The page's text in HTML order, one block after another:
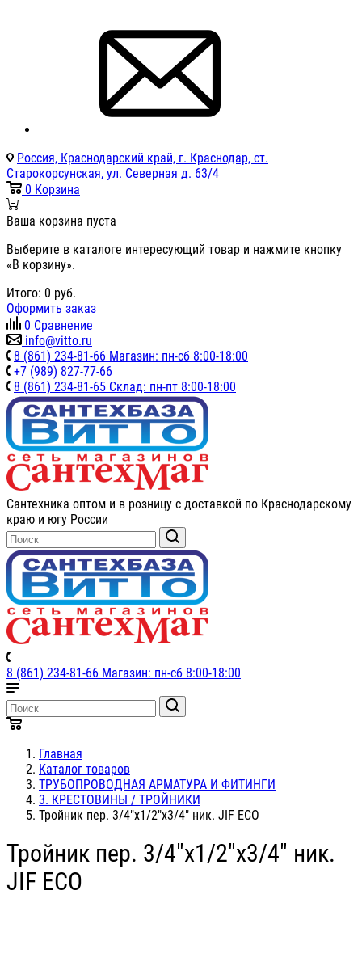
Россия, Краснодарский край, г. Краснодар, ст.
Старокорсунская, ул. Северная д. 63/4
0 Корзина
Ваша корзина пуста
Выберите в каталоге интересующий товар и нажмите кнопку
«В корзину».
Итого: 0 руб.
Оформить заказ
0 Сравнение
info@vitto.ru
8 (861) 234-81-66 Магазин: пн-сб 8:00-18:00
+7 (989) 827-77-66
8 (861) 234-81-65 Склад: пн-пт 8:00-18:00
Сантехника оптом и в розницу с доставкой по Краснодарскому
краю и югу России
8 (861) 234-81-66 Магазин: пн-сб 8:00-18:00
Главная
Каталог товаров
ТРУБОПРОВОДНАЯ АРМАТУРА И ФИТИНГИ
3. КРЕСТОВИНЫ / ТРОЙНИКИ
Тройник пер. 3/4"х1/2"х3/4" ник. JIF ЕСО
Тройник пер. 3/4"х1/2"х3/4" ник.
JIF ЕСО